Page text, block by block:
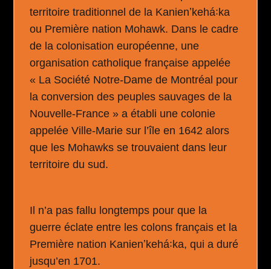
territoire traditionnel de la Kanienʼkehá꞉ka
ou Première nation Mohawk. Dans le cadre
de la colonisation européenne, une
organisation catholique française appelée
« La Société Notre-Dame de Montréal pour
la conversion des peuples sauvages de la
Nouvelle-France » a établi une colonie
appelée Ville-Marie sur l’île en 1642 alors
que les Mohawks se trouvaient dans leur
territoire du sud.
Il n’a pas fallu longtemps pour que la
guerre éclate entre les colons français et la
Première nation Kanienʼkehá꞉ka, qui a duré
jusqu’en 1701.